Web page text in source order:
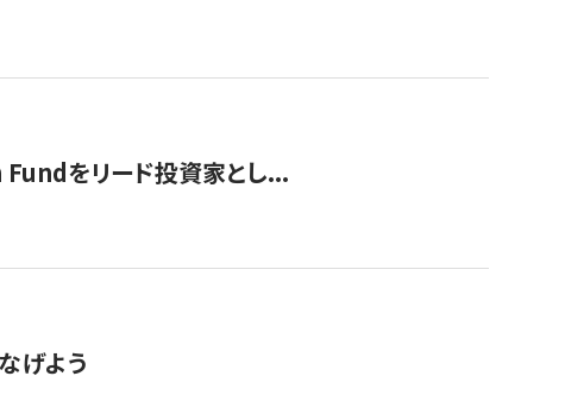
をリード投資家とし...
げよう